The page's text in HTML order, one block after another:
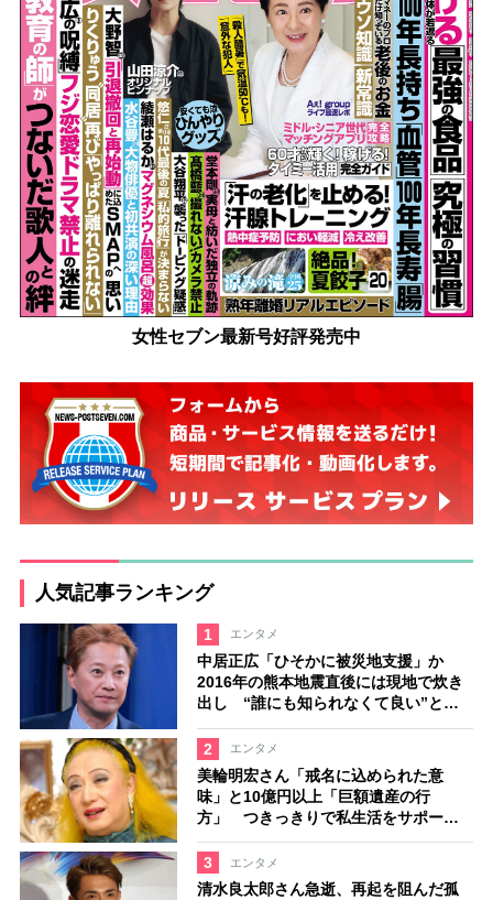
女性セブン最新号好評発売中
人気記事ランキング
1 エンタメ
中居正広「ひそかに被災地支援」か
2016年の熊本地震直後には現地で炊き
出し “誰にも知られなくて良い”と、
2
エンタメ
美輪明宏さん「戒名に込められた意
味」と10億円以上「巨額遺産の行
方」 つきっきりで私生活をサポート
していた元俳優が相続か
3
エンタメ
清水良太郎さん急逝、再起を阻んだ孤